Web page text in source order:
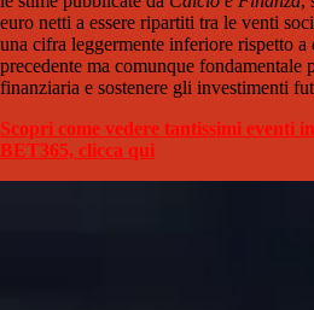
euro netti a essere ripartiti tra le venti
una cifra leggermente inferiore rispetto a
precedente ma comunque fondamentale
finanziaria e sostenere gli investimenti
Scopri come vedere tantissimi eventi
BET365, clicca qui